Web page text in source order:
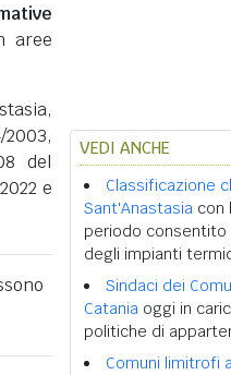
aree
del
e
VEDI ANCHE
Classificazione
Sant'Anastasia con
periodo consentito
degli impianti
Sindaci dei
Catania oggi in
politiche di
Comuni limitrofi